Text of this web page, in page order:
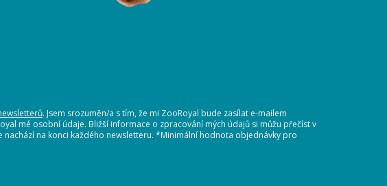
. Jsem srozuměn/a s tím, že mi ZooRoyal bude zasílat e-mailem
mé osobní údaje. Bližší informace o zpracování mých údajů si můžu přečíst v
na konci každého newsletteru. *Minimální hodnota objednávky pro